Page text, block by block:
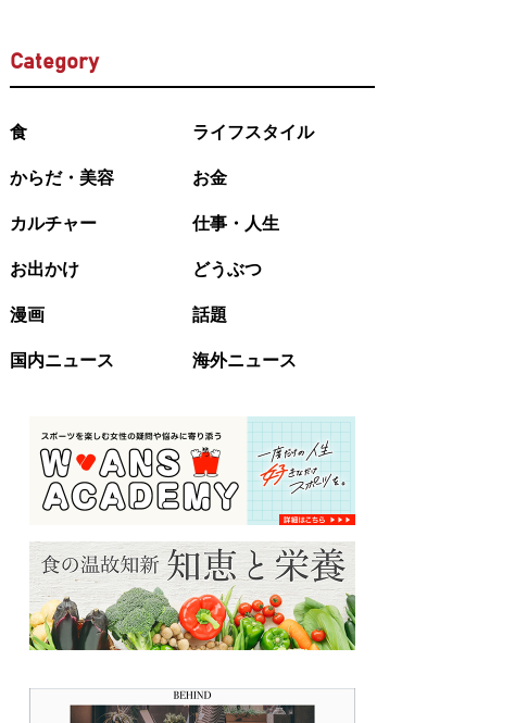
Category
食 ライフスタイル
からだ・美容 お金
カルチャー 仕事・人生
お出かけ どうぶつ
漫画 話題
国内ニュース 海外ニュース